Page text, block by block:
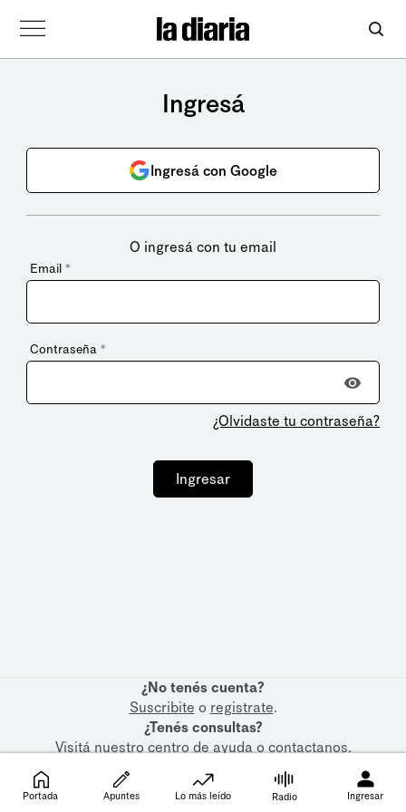
Ingresá
Ingresá con Google
O ingresá con tu email
Email *
Contraseña *
¿Olvidaste tu contraseña?
Ingresar
¿No tenés cuenta?
Suscribite o registrate.
¿Tenés consultas?
Visitá nuestrocentro de ayudaocontactanos.
Portada Apuntes Lo más leído Radio Ingresar